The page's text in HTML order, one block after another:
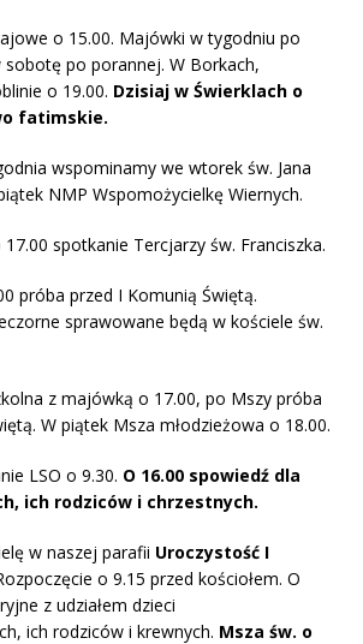
o 15.00. Majówki w tygodniu po
po porannej. W Borkach,
o 19.00. Dzisiaj w Świerklach o
fatimskie.
wspominamy we wtorek św. Jana
NMP Wspomożycielkę Wiernych.
17.00 spotkanie Tercjarzy św. Franciszka.
próba przed I Komunią Świętą.
sprawowane będą w kościele św.
z majówką o 17.00, po Mszy próba
W piątek Msza młodzieżowa o 18.00.
LSO o 9.30. O 16.00 spowiedź dla
ich rodziców i chrzestnych.
w naszej parafii Uroczystość I
o 9.15 przed kościołem. O
z udziałem dzieci
ich rodziców i krewnych. Msza św. o